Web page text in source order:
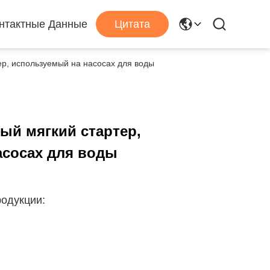
Данные Цитата
используемый на насосах для воды
мягкий стартер,
для воды